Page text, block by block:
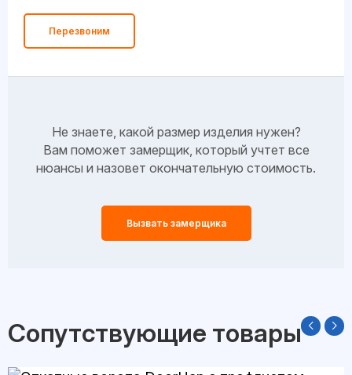
Перезвоним
Не знаете, какой размер изделия нужен?
Вам поможет замерщик, который учтет все
нюансы и назовет окончательную стоимость.
Вызвать замерщика
Сопутствующие товары